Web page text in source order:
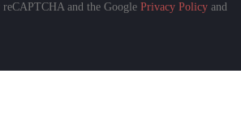
and the Google Privacy Policy and